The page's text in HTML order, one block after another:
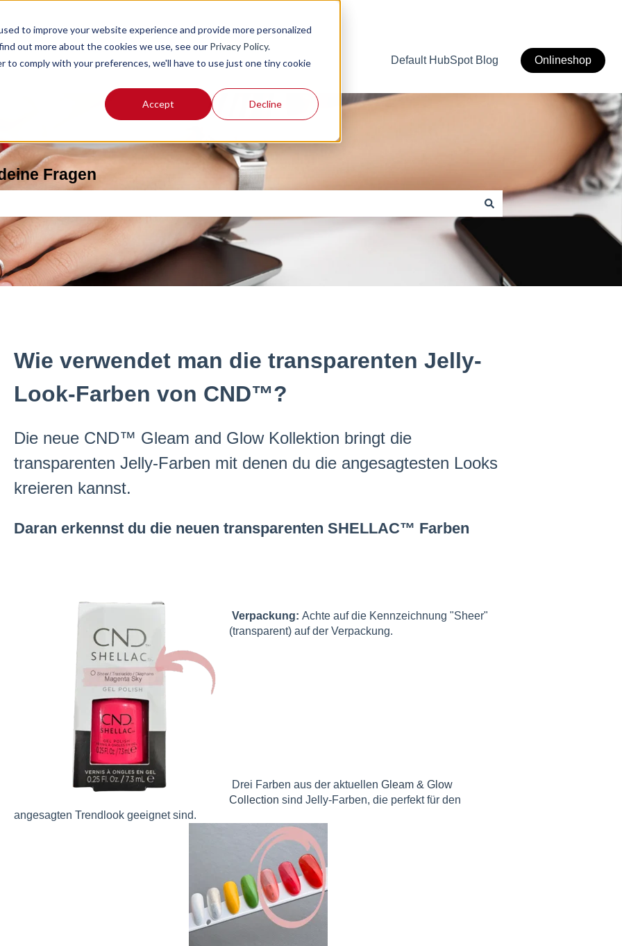
to improve your website experience and provide more personalized
out more about the cookies we use, see our Privacy Policy.
comply with your preferences, we'll have to use just one tiny cookie
Accept Decline
Default HubSpot Blog Onlineshop
Fragen
leer ist.
Wie verwendet man die transparenten Jelly-
Look-Farben von CND™?
Die neue CND™ Gleam and Glow Kollektion bringt die
transparenten Jelly-Farben mit denen du die angesagtesten Looks
kreieren kannst.
Daran erkennst du die neuen transparenten SHELLAC™ Farben
Verpackung: Achte auf die Kennzeichnung "Sheer"
(transparent) auf der Verpackung.
Drei Farben aus der aktuellen Gleam & Glow
Collection sind Jelly-Farben, die perfekt für den
angesagten Trendlook geeignet sind.